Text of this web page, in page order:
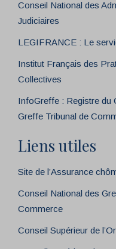
Conseil National des
Judiciaires
LEGIFRANCE : Le
Institut Français des
Collectives
InfoGreffe : Registre du
Greffe Tribunal de
Liens utiles
Site de l’Assurance
Conseil National des
Commerce
Conseil Supérieur de